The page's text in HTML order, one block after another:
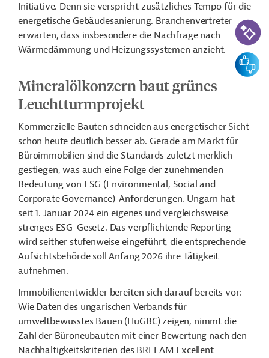
Initiative. Denn sie verspricht zusätzliches Tempo für die
energetische Gebäudesanierung. Branchenvertreter
erwarten, dass insbesondere die Nachfrage nach
Wärmedämmung und Heizungssystemen anzieht.
Mineralölkonzern baut grünes
Leuchtturmprojekt
Kommerzielle Bauten schneiden aus energetischer Sicht
schon heute deutlich besser ab. Gerade am Markt für
Büroimmobilien sind die Standards zuletzt merklich
gestiegen, was auch eine Folge der zunehmenden
Bedeutung von ESG (Environmental, Social and
Corporate Governance)-Anforderungen. Ungarn hat
seit 1. Januar 2024 ein eigenes und vergleichsweise
strenges ESG-Gesetz. Das verpflichtende Reporting
wird seither stufenweise eingeführt, die entsprechende
Aufsichtsbehörde soll Anfang 2026 ihre Tätigkeit
aufnehmen.
Immobilienentwickler bereiten sich darauf bereits vor:
Wie Daten des ungarischen Verbands für
umweltbewusstes Bauen (HuGBC) zeigen, nimmt die
Zahl der Büroneubauten mit einer Bewertung nach den
Nachhaltigkeitskriterien des BREEAM Excellent
KI-